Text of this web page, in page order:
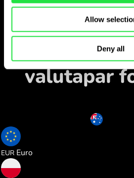
Allow
Deny all
Følg
valutapar
EUR Euro